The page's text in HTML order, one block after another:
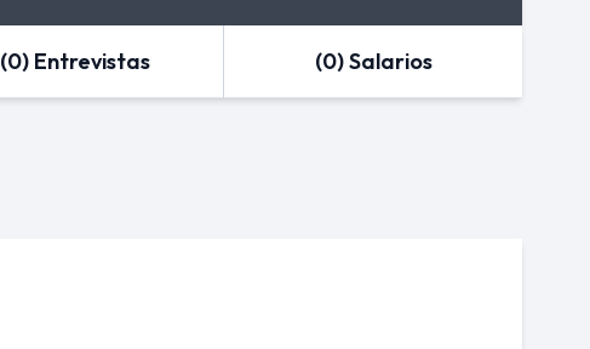
(0) Entrevistas (0) Salarios